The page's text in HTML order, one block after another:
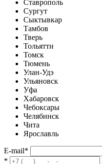
Ставрополь
Сургут
Сыктывкар
Тамбов
Тверь
Тольятти
Томск
Тюмень
Улан-Удэ
Ульяновск
Уфа
Хабаровск
Чебоксары
Челябинск
Чита
Ярославль
E-mail*
*